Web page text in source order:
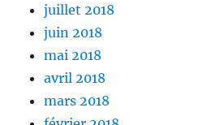
juillet 2018
juin 2018
mai 2018
avril 2018
mars 2018